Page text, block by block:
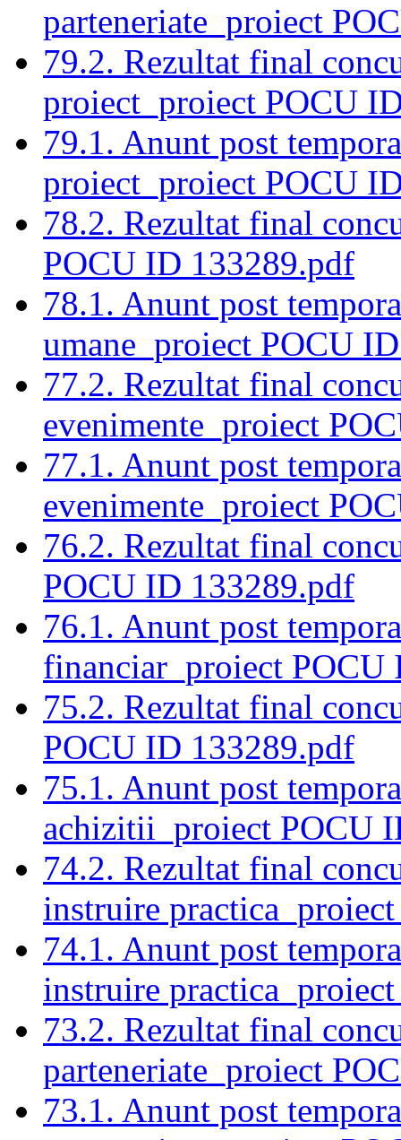
parteneriate_proiect
79.2. Rezultat final
proiect_proiect POCU
79.1. Anunt post
proiect_proiect POCU
78.2. Rezultat final
POCU ID 133289.pdf
78.1. Anunt post
umane_proiect POCU
77.2. Rezultat final
evenimente_proiect
77.1. Anunt post
evenimente_proiect
76.2. Rezultat final
POCU ID 133289.pdf
76.1. Anunt post
financiar_proiect POCU
75.2. Rezultat final
POCU ID 133289.pdf
75.1. Anunt post
achizitii_proiect POCU
74.2. Rezultat final
instruire
74.1. Anunt post
instruire
73.2. Rezultat final
parteneriate_proiect
73.1. Anunt post